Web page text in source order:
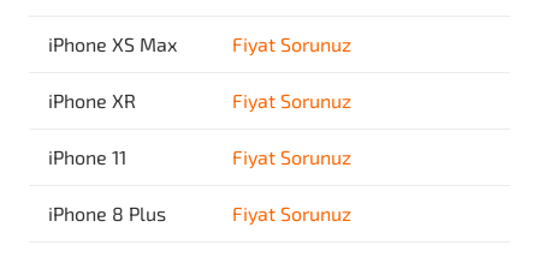
iPhone XS Max Fiyat Sorunuz
iPhone XR Fiyat Sorunuz
iPhone 11 Fiyat Sorunuz
iPhone 8 Plus Fiyat Sorunuz